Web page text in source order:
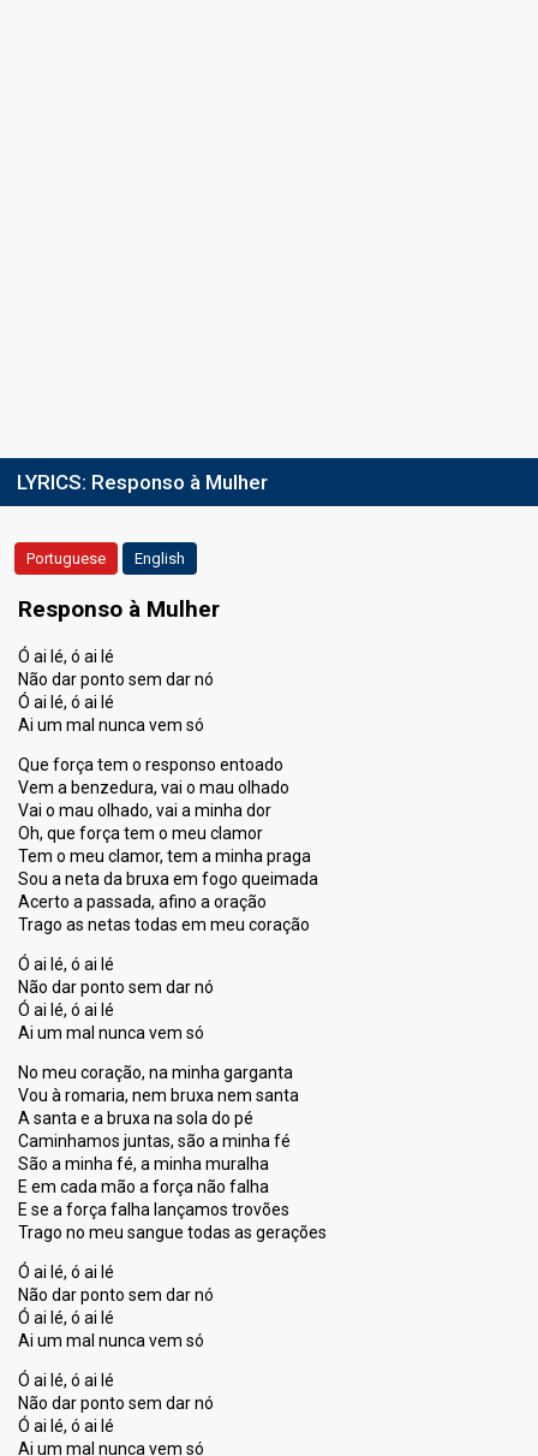
LYRICS: Responso à Mulher
Portuguese English
Responso à Mulher
Ó ai lé, ó ai lé
Não dar ponto sem dar nó
Ó ai lé, ó ai lé
Ai um mal nunca vem só
Que força tem o responso entoado
Vem a benzedura, vai o mau olhado
Vai o mau olhado, vai a minha dor
Oh, que força tem o meu clamor
Tem o meu clamor, tem a minha praga
Sou a neta da bruxa em fogo queimada
Acerto a passada, afino a oração
Trago as netas todas em meu coração
Ó ai lé, ó ai lé
Não dar ponto sem dar nó
Ó ai lé, ó ai lé
Ai um mal nunca vem só
No meu coração, na minha garganta
Vou à romaria, nem bruxa nem santa
A santa e a bruxa na sola do pé
Caminhamos juntas, são a minha fé
São a minha fé, a minha muralha
E em cada mão a força não falha
E se a força falha lançamos trovões
Trago no meu sangue todas as gerações
Ó ai lé, ó ai lé
Não dar ponto sem dar nó
Ó ai lé, ó ai lé
Ai um mal nunca vem só
Ó ai lé, ó ai lé
Não dar ponto sem dar nó
Ó ai lé, ó ai lé
Ai um mal nunca vem só